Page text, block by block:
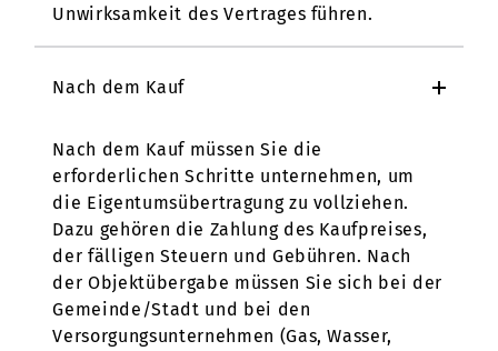
Unwirksamkeit des Vertrages führen.
Nach dem Kauf
Nach dem Kauf müssen Sie die
erforderlichen Schritte unternehmen, um
die Eigentumsübertragung zu vollziehen.
Dazu gehören die Zahlung des Kaufpreises,
der fälligen Steuern und Gebühren. Nach
der Objektübergabe müssen Sie sich bei der
Gemeinde/Stadt und bei den
Versorgungsunternehmen (Gas, Wasser,